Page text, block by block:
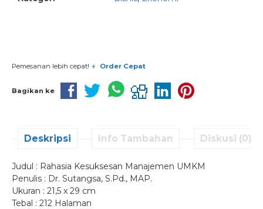
Pemesanan lebih cepat! Order Cepat
Bagikan ke
Deskripsi Info Tambahan Diskusi (0)
Judul : Rahasia Kesuksesan Manajemen UMKM
Penulis : Dr. Sutangsa, S.Pd., MAP.
Ukuran : 21,5 x 29 cm
Tebal : 212 Halaman